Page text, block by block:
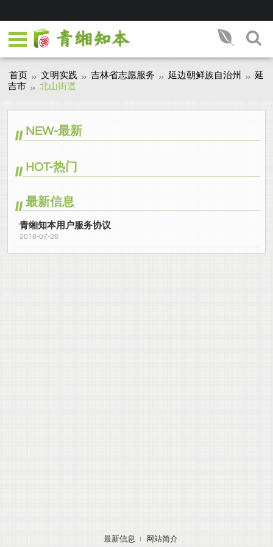
首页 文明实践 吉林省志愿服务 延边朝鲜族自治州
延
吉市
北山街道
NEW-最新
HOT-热门
最新信息
青缃知本用户服务协议
2018-07-26
最新信息 网站简介